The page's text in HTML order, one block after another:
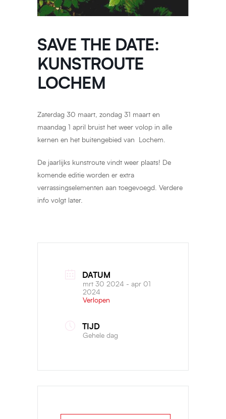
SAVE THE DATE:
KUNSTROUTE
LOCHEM
Zaterdag 30 maart, zondag 31 maart en
maandag 1 april bruist het weer volop in alle
kernen en het buitengebied van Lochem.
De jaarlijks kunstroute vindt weer plaats! De
komende editie worden er extra
verrassingselementen aan toegevoegd. Verdere
info volgt later.
DATUM
mrt 30 2024 - apr 01
2024
Verlopen
TIJD
Gehele dag